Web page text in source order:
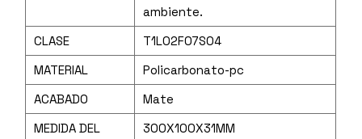
ambiente.
CLASE
T1L02F07S04
MATERIAL
Policarbonato-pc
ACABADO
Mate
MEDIDA DEL
300X100X31MM